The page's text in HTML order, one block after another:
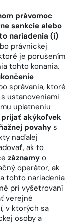
právomoc
sankcie alebo
nariadenia (i)
právnickej
je porušením
tohto konania,
správania, ktoré
ustanoveniami
uplatneniu
akýkoľvek
povahy s
naďalej
ak to
záznamy o
operátor, ak
tohto nariadenia
pri vyšetrovaní
verejné
v ktorých sa
osoby a